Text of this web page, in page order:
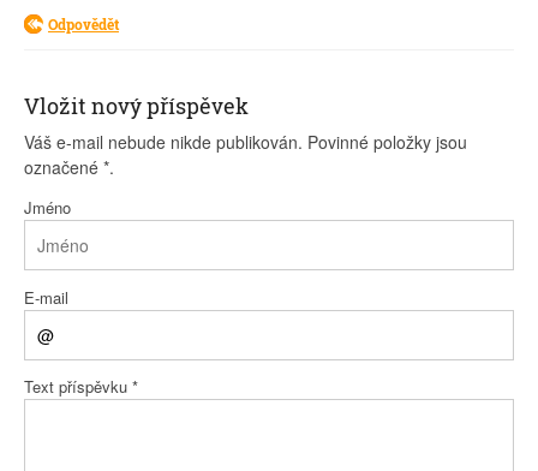
Odpovědět
Vložit nový příspěvek
Váš e-mail nebude nikde publikován. Povinné položky jsou
označené *.
Jméno
E-mail
Text příspěvku *